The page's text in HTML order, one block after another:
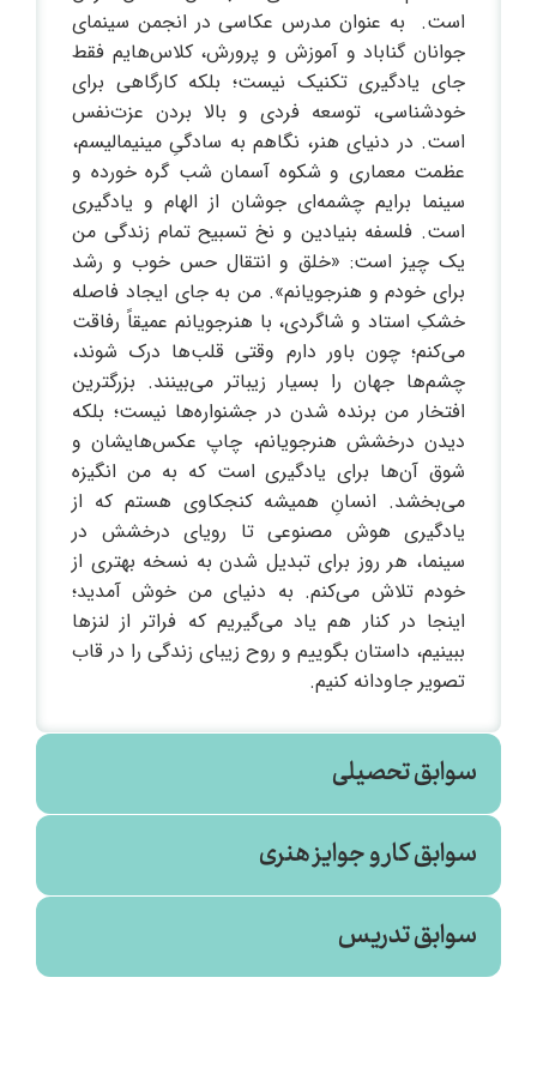
است. به عنوان مدرس عکاسی در انجمن سینمای
جوانان گناباد و آموزش و پرورش، کلاس‌هایم فقط
جای یادگیری تکنیک نیست؛ بلکه کارگاهی برای
خودشناسی، توسعه فردی و بالا بردن عزت‌نفس
است. در دنیای هنر، نگاهم به سادگیِ مینیمالیسم،
عظمت معماری و شکوه آسمان شب گره خورده و
سینما برایم چشمه‌ای جوشان از الهام و یادگیری
است. فلسفه بنیادین و نخ تسبیح تمام زندگی من
یک چیز است: «خلق و انتقال حس خوب و رشد
برای خودم و هنرجویانم». من به جای ایجاد فاصله
خشکِ استاد و شاگردی، با هنرجویانم عمیقاً رفاقت
می‌کنم؛ چون باور دارم وقتی قلب‌ها درک شوند،
چشم‌ها جهان را بسیار زیباتر می‌بینند. بزرگترین
افتخار من برنده شدن در جشنواره‌ها نیست؛ بلکه
دیدن درخشش هنرجویانم، چاپ عکس‌هایشان و
شوق آن‌ها برای یادگیری است که به من انگیزه
می‌بخشد. انسانِ همیشه کنجکاوی هستم که از
یادگیری هوش مصنوعی تا رویای درخشش در
سینما، هر روز برای تبدیل شدن به نسخه بهتری از
خودم تلاش می‌کنم. به دنیای من خوش آمدید؛
اینجا در کنار هم یاد می‌گیریم که فراتر از لنزها
ببینیم، داستان بگوییم و روح زیبای زندگی را در قاب
تصویر جاودانه کنیم.
سوابق تحصیلی
ریاضی محض
صنعتی شاهرود (۱۳۹۰)
سوابق کار و جوایز هنری
۱۳۹۶
سوابق تدریس